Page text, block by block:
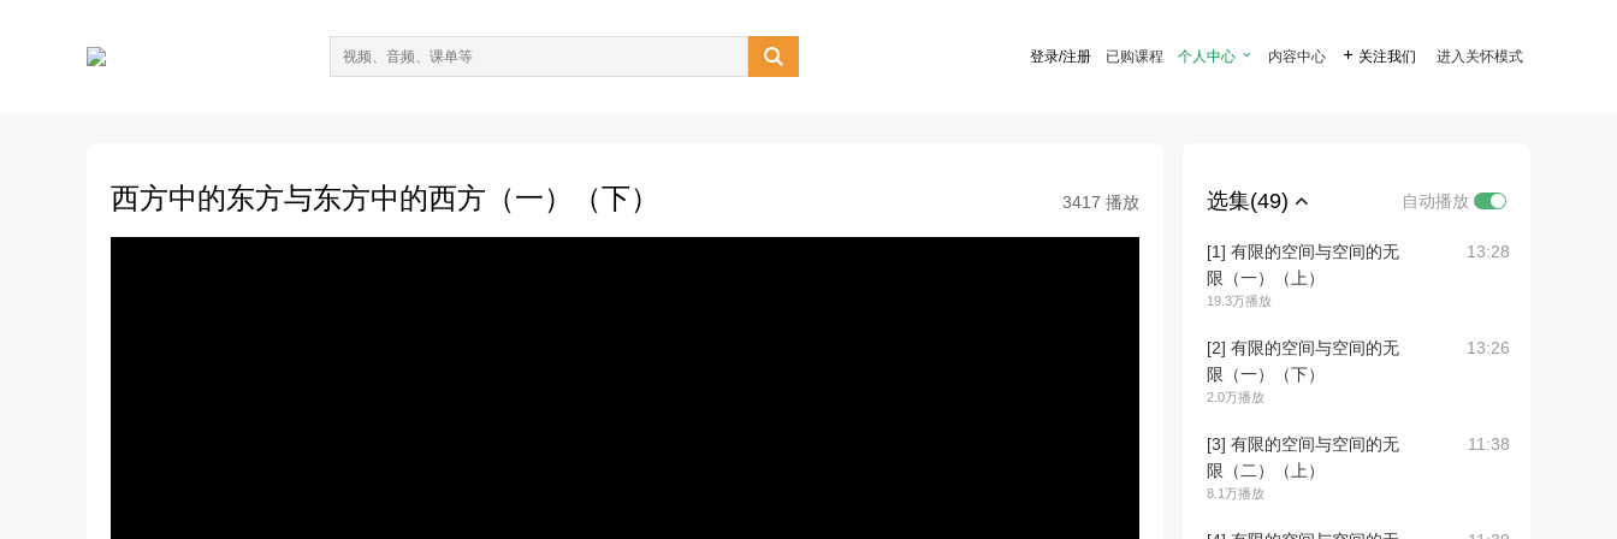
 登录/注册 已购课程 个人中心  内容中心  关注我们 进入关怀模式
西方中的东方与东方中的西方（一）（下） 3417 播放 选集(49) 自动播放
[1] 有限的空间与空间的无
限（一）（上）
19.3万播放
13:28
[2] 有限的空间与空间的无
限（一）（下）
2.0万播放
13:26
[3] 有限的空间与空间的无
限（二）（上）
8.1万播放
11:38